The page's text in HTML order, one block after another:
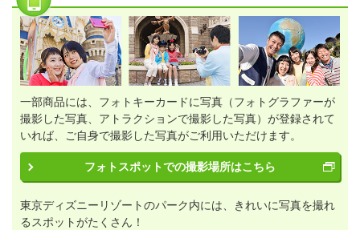
一部商品には、フォトキーカードに写真（フォトグラファーが
撮影した写真、アトラクションで撮影した写真）が登録されて
いれば、ご自身で撮影した写真がご利用いただけます。
フォトスポットでの撮影場所はこちら
東京ディズニーリゾートのパーク内には、きれいに写真を撮れ
るスポットがたくさん！